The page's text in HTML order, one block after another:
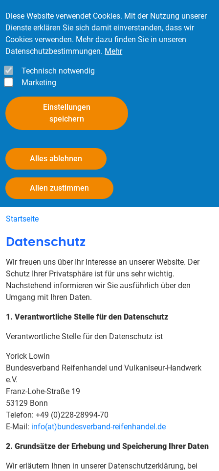
Diese Website verwendet Cookies. Mit der Nutzung unserer
Dienste erklären Sie sich damit einverstanden, dass wir
Cookies verwenden. Mehr dazu finden Sie in unseren
Datenschutzbestimmungen. Mehr
Technisch notwendig
Marketing
Einstellungen
speichern
Alles ablehnen
Allen zustimmen
Kontakt Login
Datenschutz
Startseite
Datenschutz
Wir freuen uns über Ihr Interesse an unserer Website. Der
Schutz Ihrer Privatsphäre ist für uns sehr wichtig.
Nachstehend informieren wir Sie ausführlich über den
Umgang mit Ihren Daten.
1. Verantwortliche Stelle für den Datenschutz
Verantwortliche Stelle für den Datenschutz ist
Yorick Lowin
Bundesverband Reifenhandel und Vulkaniseur-Handwerk
e.V.
Franz-Lohe-Straße 19
53129 Bonn
Telefon: +49 (0)228-28994-70
E-Mail: info(at)bundesverband-reifenhandel.de
2. Grundsätze der Erhebung und Speicherung Ihrer Daten
Wir erläutern Ihnen in unserer Datenschutzerklärung, bei